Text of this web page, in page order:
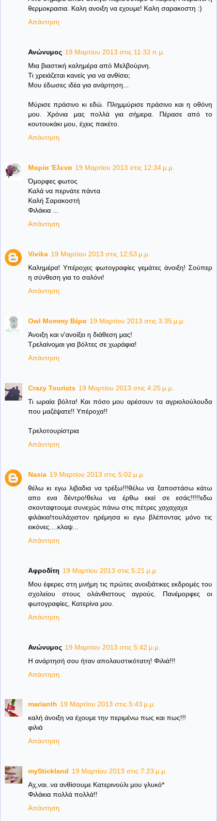
θερμοκρασια. Καλη ανοιξη να εχουμε! Καλη σαρακοστη :)
Απάντηση
Ανώνυμος 19 Μαρτίου 2013 στις 11:32 π.μ.
Μια βιαστική καλημέρα από Μελβούρνη.
Τι χρειάζεται κανείς για να ανθίσει;
Μου έδωσες ιδέα για ανάρτηση...
Μύρισε πράσινο κι εδώ. Πλημμύρισε πράσινο και η οθόνη
μου. Χρόνια μας πολλά για σήμερα. Πέρασε από το
κουτουκάκι μου, έχεις πακέτο.
Απάντηση
Μαρία Έλενα 19 Μαρτίου 2013 στις 12:34 μ.μ.
Όμορφες φωτος
Καλά να περνάτε πάντα
Καλή Σαρακοστή
Φιλάκια ...
Απάντηση
Vivika 19 Μαρτίου 2013 στις 12:53 μ.μ.
Καλημέρα! Υπέροχες φωτογραφίες γεμάτες άνοιξη! Σούπερ
η σύνθεση για το σαλόνι!
Απάντηση
Owl Mommy Βέρα 19 Μαρτίου 2013 στις 3:35 μ.μ.
Άνοιξη και ν'ανοίξει η διάθεση μας!
Τρελαίνομαι για βόλτες σε χωράφια!
Απάντηση
Crazy Tourists 19 Μαρτίου 2013 στις 4:25 μ.μ.
Τι ωραία βόλτα! Και πόσο μου αρέσουν τα αγριολούλουδα
που μαζέψατε!! Υπέροχα!!
Τρελοτουρίστρια
Απάντηση
Nasia 19 Μαρτίου 2013 στις 5:02 μ.μ.
θέλω κι εγω λιβαδια να τρέξω!!!θέλω να ξαποστάσω κάτω
απο ενα δέντρο!θελω να έρθω εκεί σε εσάς!!!!!εδω
σκονταφτουμε συνεχώς πάνω στις πέτρες χαχαχαχα
φιλάκια!τουλάχιστον ηρέμησα κι εγω βλέποντας μόνο τις
εικόνες....κλαψ...
Απάντηση
Αφροδίτη 19 Μαρτίου 2013 στις 5:21 μ.μ.
Μου έφερες στη μνήμη τις πρώτες ανοιξιάτικες εκδρομές του
σχολείου στους ολάνθιστους αγρούς. Πανέμορφες οι
φωτογραφίες, Κατερίνα μου.
Απάντηση
Ανώνυμος 19 Μαρτίου 2013 στις 5:42 μ.μ.
Η ανάρτησή σου ήταν απολαυστικότατη! Φιλιά!!!
Απάντηση
marianth 19 Μαρτίου 2013 στις 5:43 μ.μ.
καλή άνοιξη να έχουμε την περιμένω πως και πως!!!
φιλιά
Απάντηση
myStickland 19 Μαρτίου 2013 στις 7:23 μ.μ.
Aχ,ναι..να ανθίσουμε Κατερινούλι μου γλυκό*
Φιλάκια πολλά πολλά!!
Απάντηση